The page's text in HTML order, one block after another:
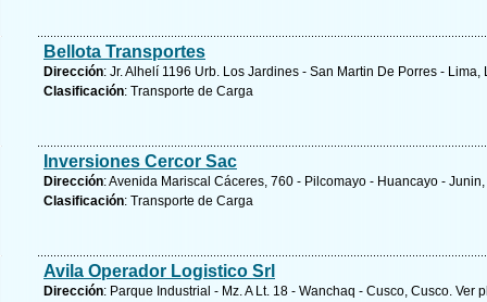
Bellota Transportes
Dirección: Jr. Alhelí 1196 Urb. Los Jardines - San Martin De Porres - Lima,
Clasificación: Transporte de Carga
Inversiones Cercor Sac
Dirección: Avenida Mariscal Cáceres, 760 - Pilcomayo - Huancayo -
Clasificación: Transporte de Carga
Avila Operador Logistico Srl
Dirección: Parque Industrial - Mz. A Lt. 18 - Wanchaq - Cusco, Cusco. Ver